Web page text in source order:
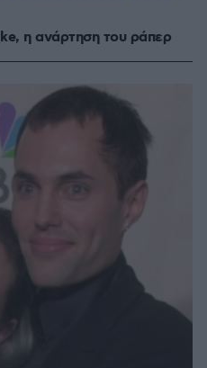
η ανάρτηση του ράπερ